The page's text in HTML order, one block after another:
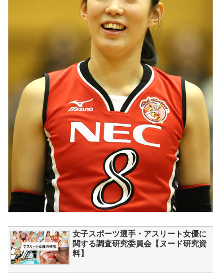
女子スポーツ選手・アスリート女優に
関する調査研究委員会【ヌード研究資
料】